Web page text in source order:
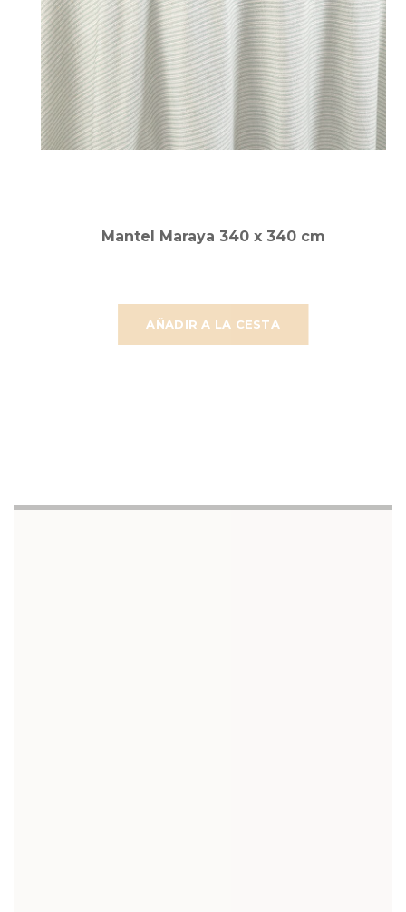
AÑADIR A LA CESTA
Mantel Maraya 340 x 340 cm